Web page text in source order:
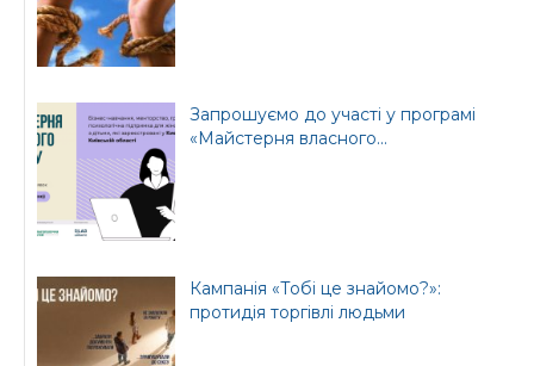
Запрошуємо до участі у програмі
«Майстерня власного...
Кампанія «Тобі це знайомо?»:
протидія торгівлі людьми